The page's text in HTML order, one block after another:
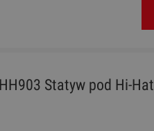
Statyw pod Hi-Hat